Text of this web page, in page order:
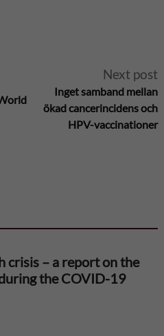
Next post
Inget samband mellan
ökad cancerincidens och
HPV-vaccinationer
crisis – a report on the
the COVID-19